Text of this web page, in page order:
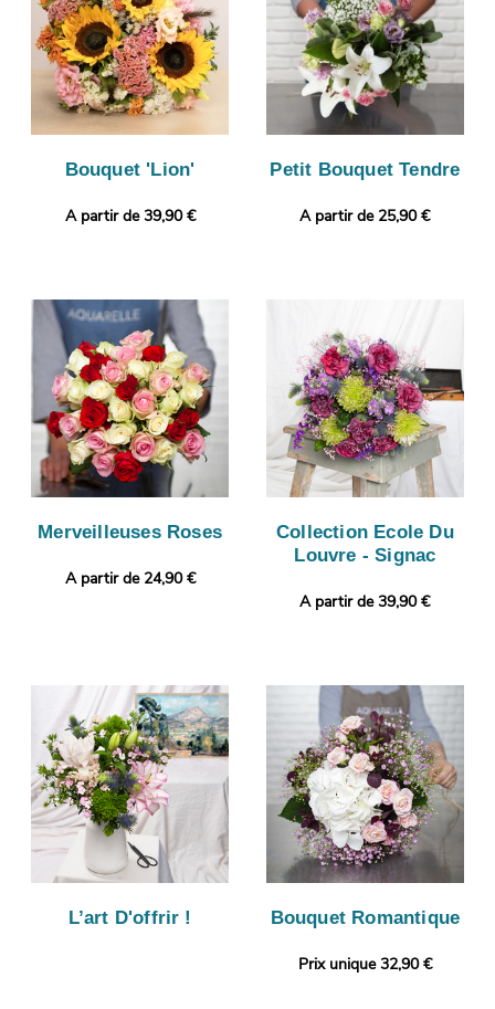
Bouquet 'Lion'
A partir de 39,90 €
Petit Bouquet Tendre
A partir de 25,90 €
Merveilleuses Roses
A partir de 24,90 €
Collection Ecole Du
Louvre - Signac
A partir de 39,90 €
L’art D'offrir ! Bouquet Romantique
Prix unique 32,90 €